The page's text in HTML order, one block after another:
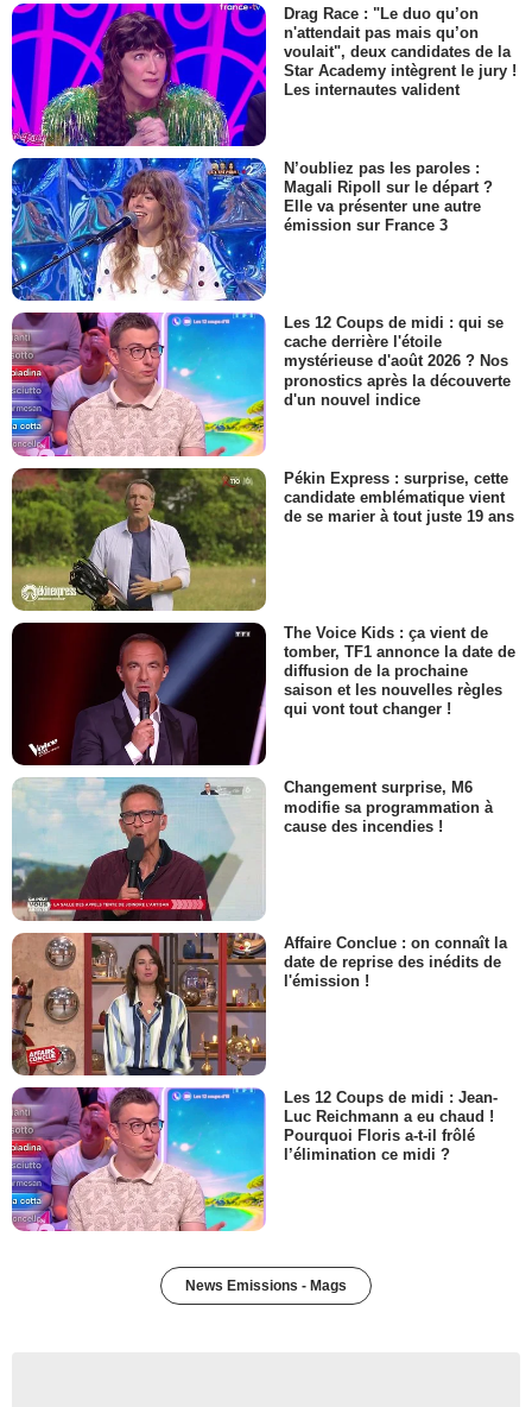
Drag Race : "Le duo qu’on
n'attendait pas mais qu’on
voulait", deux candidates de la
Star Academy intègrent le jury !
Les internautes valident
N’oubliez pas les paroles :
Magali Ripoll sur le départ ?
Elle va présenter une autre
émission sur France 3
Les 12 Coups de midi : qui se
cache derrière l'étoile
mystérieuse d'août 2026 ? Nos
pronostics après la découverte
d'un nouvel indice
Pékin Express : surprise, cette
candidate emblématique vient
de se marier à tout juste 19 ans
The Voice Kids : ça vient de
tomber, TF1 annonce la date de
diffusion de la prochaine
saison et les nouvelles règles
qui vont tout changer !
Changement surprise, M6
modifie sa programmation à
cause des incendies !
Affaire Conclue : on connaît la
date de reprise des inédits de
l'émission !
Les 12 Coups de midi : Jean-
Luc Reichmann a eu chaud !
Pourquoi Floris a-t-il frôlé
l’élimination ce midi ?
News Emissions - Mags